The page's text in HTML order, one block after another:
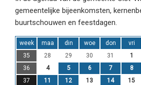
gemeentelijke bijeenkomsten,
buurtschouwen en feestdagen.
week maa din woe don vri
35
28 29 30 31 1
36
4 5 6 7 8
37
11 12 13 14 15